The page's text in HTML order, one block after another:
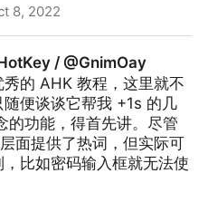
8, 2022
/ @GnimOay
的 AHK 教程，这里就不
便谈谈它帮我 +1s 的几
的功能，得首先讲。尽管
面提供了热词，但实际可
比如密码输入框就无法使